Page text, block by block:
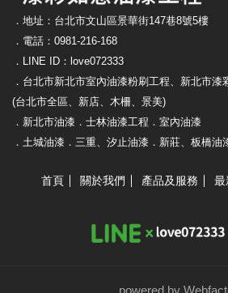
．地址：台北市文山區景華街147巷8號5樓
．電話：0981-216-168
．LINE ID：love072333
．台北市新北市室內油漆粉刷工程、新北市漆
(台北市全區、新店、木柵、景美)
．新北市油漆．士林油漆工程．室內油漆
．土城油漆．三重、汐止油漆．新莊、板橋油
首頁 關於我們 產品及服務 最
powered by